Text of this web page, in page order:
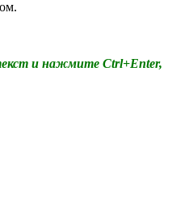
и нажмите Ctrl+Enter,